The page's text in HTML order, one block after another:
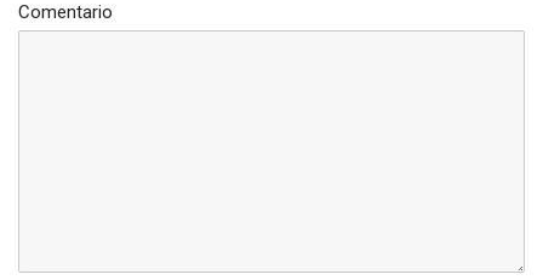
Comentario